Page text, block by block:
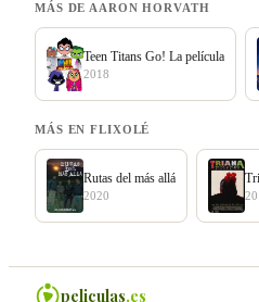
MÁS DE AARON HORVATH
Teen Titans Go! La película
2018
MÁS EN FLIXOLÉ
Rutas del más allá
2020
peliculas.es